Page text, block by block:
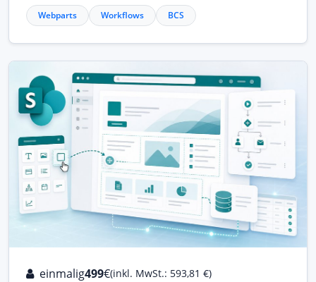
Webparts Workflows BCS
einmalig499€(inkl. MwSt.: 593,81 €)